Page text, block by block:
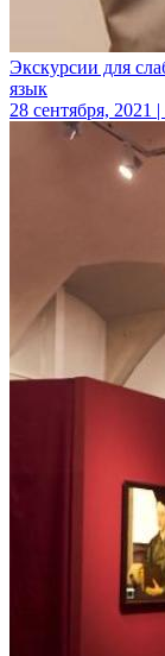
Экскурсии для
язык
28 сентября, 2021